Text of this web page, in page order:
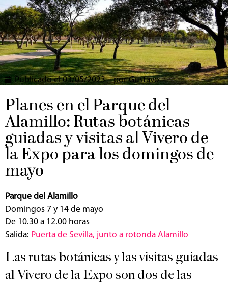
Publicado el 03/05/2023 porGustavo
Planes en el Parque del
Alamillo: Rutas botánicas
guiadas y visitas al Vivero de
la Expo para los domingos de
mayo
Parque del Alamillo
Domingos 7 y 14 de mayo
De 10.30 a 12.00 horas
Salida: Puerta de Sevilla, junto a rotonda Alamillo
Las rutas botánicas y las visitas guiadas
al Vivero de la Expo son dos de las